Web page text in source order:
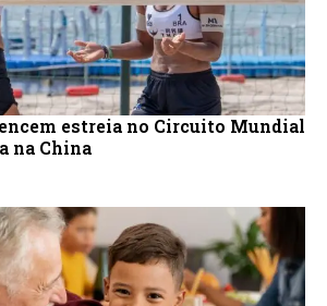
estreia no Circuito Mundial
na China